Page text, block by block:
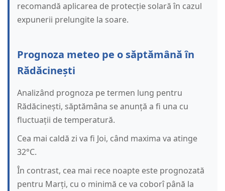
recomandă aplicarea de protecție solară în cazul
expunerii prelungite la soare.
Prognoza meteo pe o săptămână în
Rădăcinești
Analizând prognoza pe termen lung pentru
Rădăcinești, săptămâna se anunță a fi una cu
fluctuații de temperatură.
Cea mai caldă zi va fi Joi, când maxima va atinge
32°C.
În contrast, cea mai rece noapte este prognozată
pentru Marți, cu o minimă ce va coborî până la